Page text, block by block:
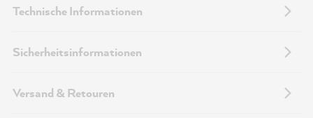
Technische Informationen
Sicherheitsinformationen
Versand & Retouren